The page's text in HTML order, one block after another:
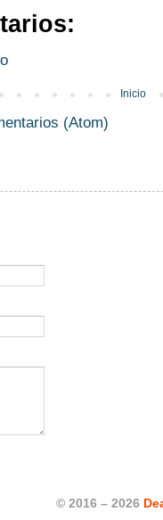
Inicio
(Atom)
© 2016 – 2026